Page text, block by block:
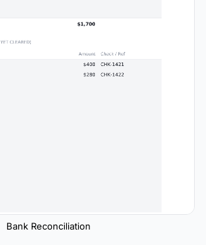
Bank Reconciliation